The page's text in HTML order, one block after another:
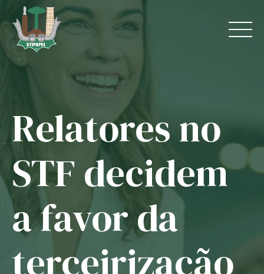
to
content
Home
Jurídico
Convênios
Relatores no
STF decidem
a favor da
terceirização